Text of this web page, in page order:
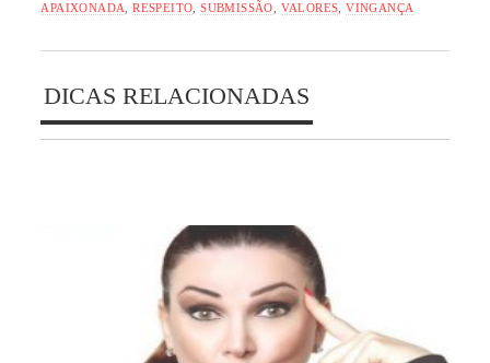
APAIXONADA ,RESPEITO ,SUBMISSÃO VALORES ,VINGANÇA
DICAS RELACIONADAS